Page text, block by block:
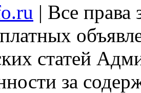
| Все
статей
за